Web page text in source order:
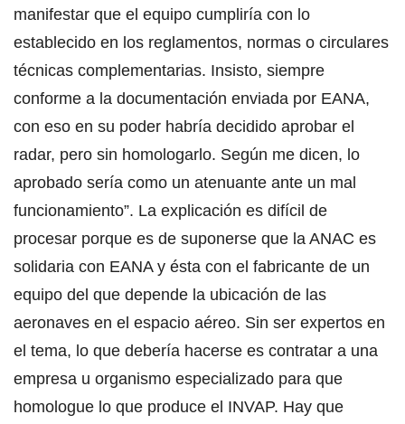
manifestar que el equipo cumpliría con lo
establecido en los reglamentos, normas o circulares
técnicas complementarias. Insisto, siempre
conforme a la documentación enviada por EANA,
con eso en su poder habría decidido aprobar el
radar, pero sin homologarlo. Según me dicen, lo
aprobado sería como un atenuante ante un mal
funcionamiento”. La explicación es difícil de
procesar porque es de suponerse que la ANAC es
solidaria con EANA y ésta con el fabricante de un
equipo del que depende la ubicación de las
aeronaves en el espacio aéreo. Sin ser expertos en
el tema, lo que debería hacerse es contratar a una
empresa u organismo especializado para que
homologue lo que produce el INVAP. Hay que